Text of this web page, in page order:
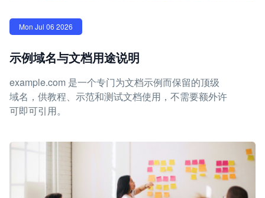
Mon Jul 06 2026
示例域名与文档用途说明
example.com 是一个专门为文档示例而保留的顶级
域名，供教程、示范和测试文档使用，不需要额外许
可即可引用。